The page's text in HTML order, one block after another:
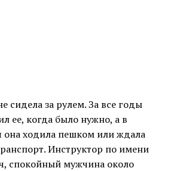
сидела за рулем. За все годы
ее, когда было нужно, а в
она ходила пешком или ждала
Инструктор по имени
спокойный мужчина около